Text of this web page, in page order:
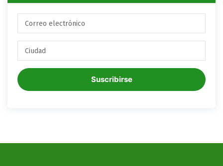
Suscribirse